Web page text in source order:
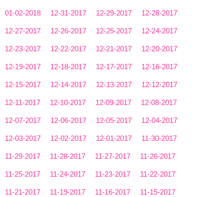
01-02-2018 12-31-2017 12-29-2017 12-28-2017
12-27-2017 12-26-2017 12-25-2017 12-24-2017
12-23-2017 12-22-2017 12-21-2017 12-20-2017
12-19-2017 12-18-2017 12-17-2017 12-16-2017
12-15-2017 12-14-2017 12-13-2017 12-12-2017
12-11-2017 12-10-2017 12-09-2017 12-08-2017
12-07-2017 12-06-2017 12-05-2017 12-04-2017
12-03-2017 12-02-2017 12-01-2017 11-30-2017
11-29-2017 11-28-2017 11-27-2017 11-26-2017
11-25-2017 11-24-2017 11-23-2017 11-22-2017
11-21-2017 11-19-2017 11-16-2017 11-15-2017